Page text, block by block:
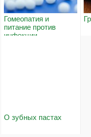
Гомеопатия и
питание против
инфекции
О зубных пастах